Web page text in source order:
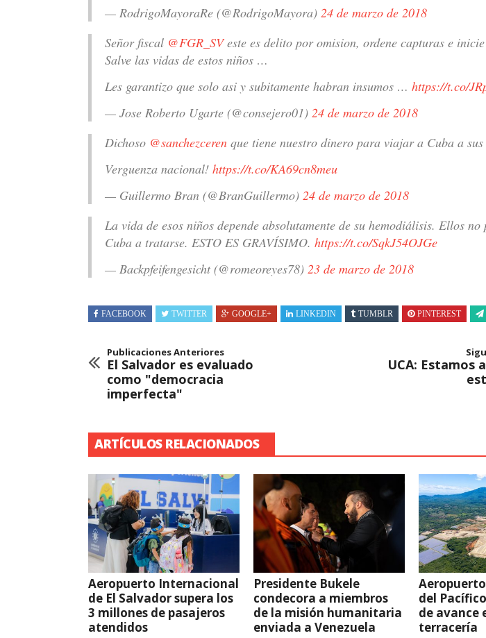
— RodrigoMayoraRe (@RodrigoMayora) 24 de marzo de 2018
Señor fiscal @FGR_SVeste es delito por omision, ordene capturas e inicie
Salve las vidas de estos niños …
Les garantizo que solo asi y subitamente habran insumos … https://t.co/
— Jose Roberto Ugarte (@consejero01) 24 de marzo de 2018
Dichoso @sanchezceren que tiene nuestro dinero para viajar a Cuba a
Verguenza nacional! https://t.co/KA69cn8meu
— Guillermo Bran (@BranGuillermo) 24 de marzo de 2018
La vida de esos niños depende absolutamente de su hemodiálisis. Ellos no
Cuba a tratarse. ESTO ES GRAVÍSIMO. https://t.co/SqkJ54OJGe
— Backpfeifengesicht (@romeoreyes78) 23 de marzo de 2018
FACEBOOK TWITTER GOOGLE+ LINKEDIN TUMBLR PINTEREST
Publicaciones Anteriores
El Salvador es evaluado
como "democracia
imperfecta"
UCA: Estamos
ARTÍCULOS RELACIONADOS
Aeropuerto Internacional
de El Salvador supera los
3 millones de pasajeros
atendidos
Presidente Bukele
condecora a miembros
de la misión humanitaria
enviada a Venezuela
del
de avance
terracería